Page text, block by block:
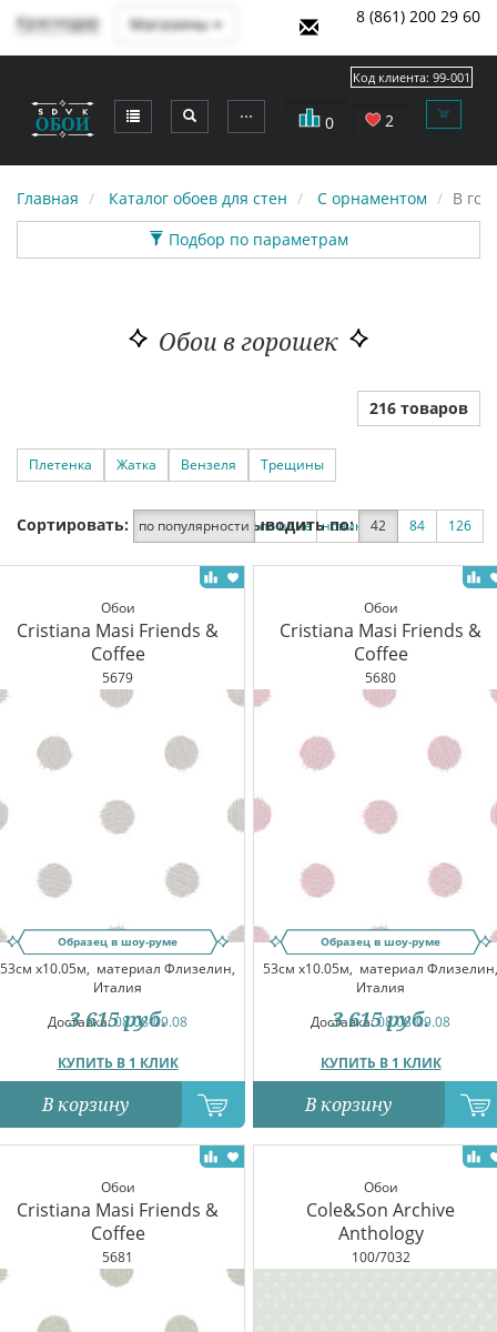
Краснодар Магазины 8 (861) 200 29 60
⋯ 0 2
Код клиента: 99-001
Главная Каталог обоев для стен С орнаментом
В
Подбор по параметрам
Обои в горошек
216 товаров
Плетенка Жатка Вензеля Трещины
Сортировать: по популярности по цене новинки по скидке
Выводить по: 42 84 126
Обои
Cristiana Masi Friends &
Coffee
5679
Образец в шоу-руме
53см x10.05м, материал Флизелин,
Италия
Доставка:08.08-09.08
КУПИТЬ В 1 КЛИК
3 615 руб.
В корзину
Обои
Cristiana Masi Friends &
Coffee
5680
Образец в шоу-руме
53см x10.05м, материал Флизелин,
Италия
Доставка:08.08-09.08
КУПИТЬ В 1 КЛИК
3 615 руб.
В корзину
Обои
Cristiana Masi Friends &
Coffee
5681
Обои
Cole&Son Archive
Anthology
100/7032